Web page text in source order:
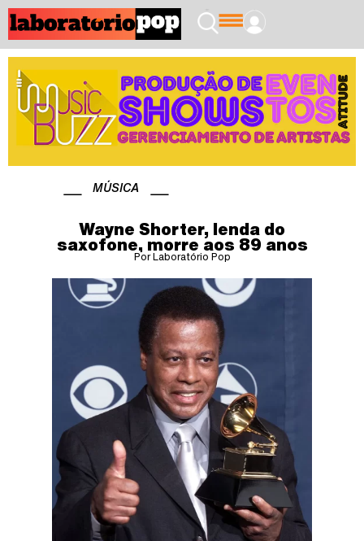
MÚSICA
Wayne Shorter, lenda do
saxofone, morre aos 89 anos
Por Laboratório Pop